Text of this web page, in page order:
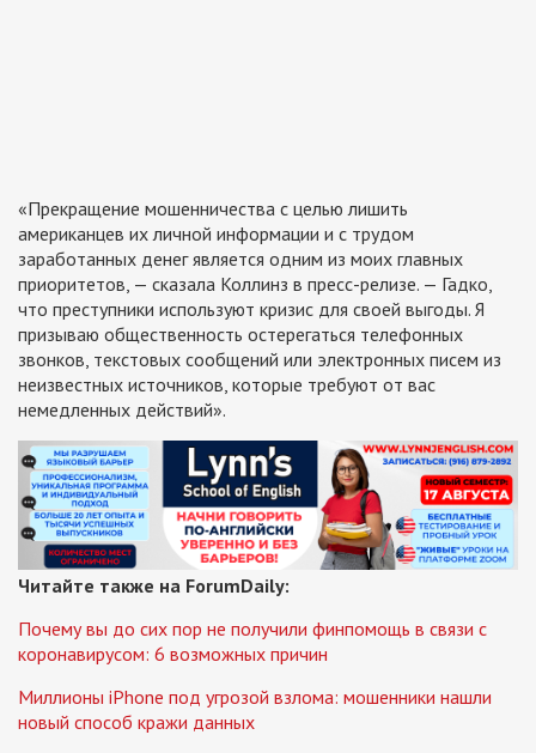
«Прекращение мошенничества с целью лишить
американцев их личной информации и с трудом
заработанных денег является одним из моих главных
приоритетов, — сказала Коллинз в пресс-релизе. — Гадко,
что преступники используют кризис для своей выгоды. Я
призываю общественность остерегаться телефонных
звонков, текстовых сообщений или электронных писем из
неизвестных источников, которые требуют от вас
немедленных действий».
Читайте также на ForumDaily:
Почему вы до сих пор не получили финпомощь в связи с
коронавирусом: 6 возможных причин
Миллионы iPhone под угрозой взлома: мошенники нашли
новый способ кражи данных